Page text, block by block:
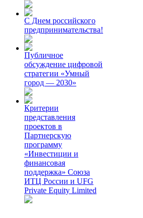
С Днем российского
предпринимательства!
Публичное
обсуждение цифровой
стратегии «Умный
город — 2030»
Критерии
представления
проектов в
Партнерскую
программу
«Инвестиции и
финансовая
поддержка» Союза
ИТЦ России и UFG
Private Equity Limited